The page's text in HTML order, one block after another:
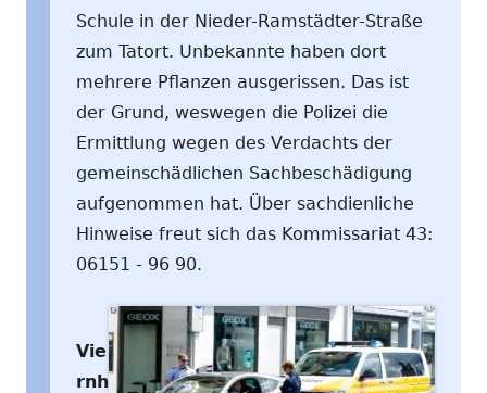
Schule in der Nieder-Ramstädter-Straße
zum Tatort. Unbekannte haben dort
mehrere Pflanzen ausgerissen. Das ist
der Grund, weswegen die Polizei die
Ermittlung wegen des Verdachts der
gemeinschädlichen Sachbeschädigung
aufgenommen hat. Über sachdienliche
Hinweise freut sich das Kommissariat 43:
06151 - 96 90.
Vie
rnh